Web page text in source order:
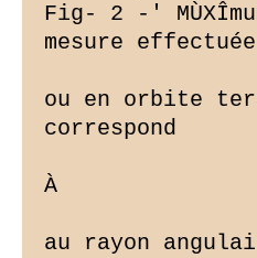
Fig- 2 -'
mesure
ou en orbite
correspond
À
au rayon